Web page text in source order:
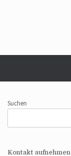
Suchen
Kontakt aufnehmen